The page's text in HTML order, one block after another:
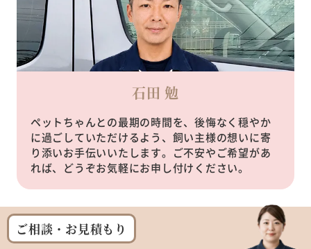
石田 勉
ペットちゃんとの最期の時間を、後悔なく穏やか
に過ごしていただけるよう、飼い主様の想いに寄
り添いお手伝いいたします。ご不安やご希望があ
れば、どうぞお気軽にお申し付けください。
ご相談・お見積もり